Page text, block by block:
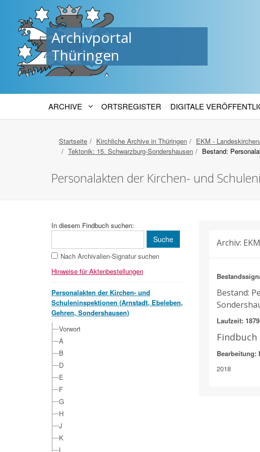
Archivportal
Thüringen
ARCHIVE ORTSREGISTER DIGITALE
Startseite Kirchliche Archive in Thüringen EKM -
Tektonik: 15. Schwarzburg-Sondershausen
Bestand:
Personalakten der Kirchen- und
In diesem Findbuch suchen:
Nach Archivalien-Signatur suchen
Hinweise für Aktenbestellungen
Personalakten der Kirchen- und
Schuleninspektionen (Arnstadt, Ebeleben,
Gehren, Sondershausen)
Vorwort
A
B
D
E
F
G
H
J
K
L
Archiv:
Bestand:
Laufzeit:
Findbuch
Bearbeitung:
2018